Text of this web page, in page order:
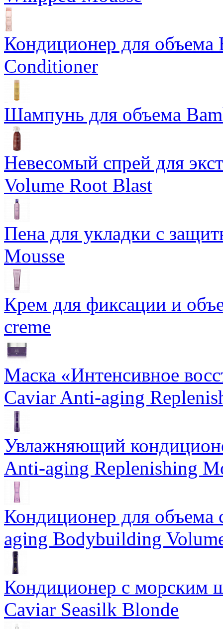
Кондиционер для объема
Conditioner
Шампунь для объема
Невесомый спрей для
Volume Root Blast
Пена для укладки с
Mousse
Крем для фиксации и
creme
Маска «Интенсивное
Caviar Anti-aging
Увлажняющий
Anti-aging Replenishing
Кондиционер для
aging Bodybuilding
Кондиционер с морским
Caviar Seasilk Blonde